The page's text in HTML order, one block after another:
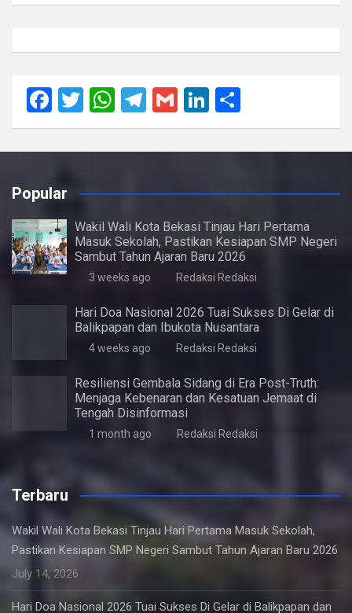
F
a
ce
o
o
k
T
wi
tt
W
h
at
A
p
p
T
el
e
a
m
G
m
ail
Li
n
ke
n
h
ar
Popular
Wakil Wali Kota Bekasi Tinjau Hari Pertama
Masuk Sekolah, Pastikan Kesiapan SMP Negeri
Sambut Tahun Ajaran Baru 2026
3 weeks ago Redaksi Redaksi
Hari Doa Nasional 2026 Tuai Sukses Di Gelar di
Balikpapan dan Ibukota Nusantara
4 weeks ago Redaksi Redaksi
Resiliensi Gembala Sidang di Era Post-Truth:
Menjaga Kebenaran dan Kesatuan Jemaat di
Tengah Disinformasi
1 month ago Redaksi Redaksi
Terbaru
Wakil Wali Kota Bekasi Tinjau Hari Pertama Masuk Sekolah,
Pastikan Kesiapan SMP Negeri Sambut Tahun Ajaran Baru 2026
July 14, 2026
Hari Doa Nasional 2026 Tuai Sukses Di Gelar di Balikpapan dan